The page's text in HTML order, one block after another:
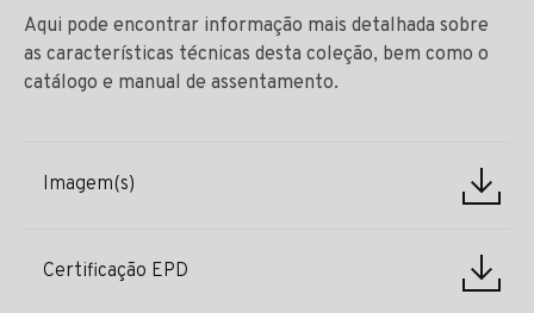
Aqui pode encontrar informação mais detalhada sobre
as características técnicas desta coleção, bem como o
catálogo e manual de assentamento.
Imagem(s)
Certificação EPD